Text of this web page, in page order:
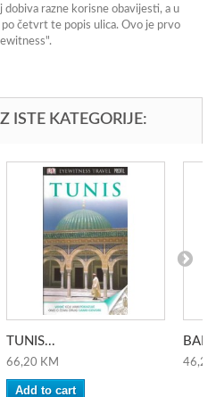
razne korisne obavijesti, a u
četvrt te popis ulica. Ovo je prvo
ISTE KATEGORIJE:
TUNIS...
66,20 KM
Add to cart
46,20